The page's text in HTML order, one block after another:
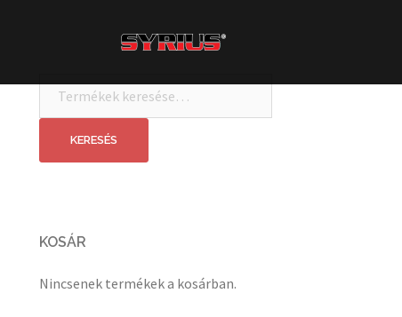
Keresés
következőre:
KERESÉS
KOSÁR
Nincsenek termékek a kosárban.